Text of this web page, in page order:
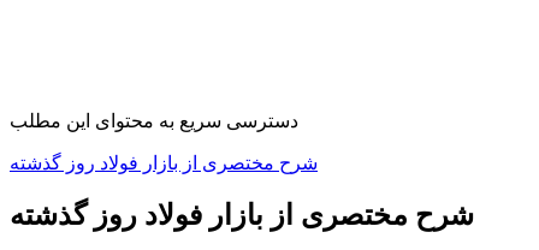
دسترسی سریع به محتوای این مطلب
شرح مختصری از بازار فولاد روز گذشته
شرح مختصری از بازار فولاد روز گذشته